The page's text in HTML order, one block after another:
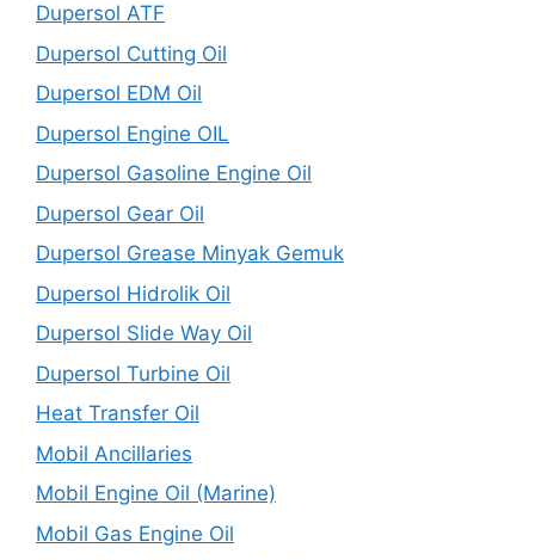
Dupersol ATF
Dupersol Cutting Oil
Dupersol EDM Oil
Dupersol Engine OIL
Dupersol Gasoline Engine Oil
Dupersol Gear Oil
Dupersol Grease Minyak Gemuk
Dupersol Hidrolik Oil
Dupersol Slide Way Oil
Dupersol Turbine Oil
Heat Transfer Oil
Mobil Ancillaries
Mobil Engine Oil (Marine)
Mobil Gas Engine Oil